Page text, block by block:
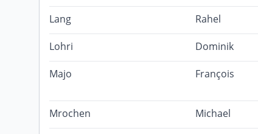
Lang Rahel
Lohri Dominik
Majo François
Mrochen Michael